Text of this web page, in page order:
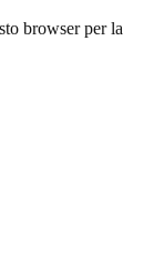
browser per la